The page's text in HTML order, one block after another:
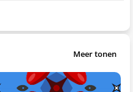
Meer tonen